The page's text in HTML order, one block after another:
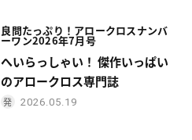
良問たっぷり！ アロークロスナンバ
ーワン2026年7月号
へいらっしゃい！ 傑作いっぱい
のアロークロス専門誌
2026.05.19